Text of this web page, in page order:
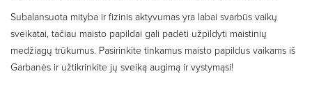
Subalansuota mityba ir fizinis aktyvumas yra labai svarbūs vaikų
sveikatai, tačiau maisto papildai gali padėti užpildyti maistinių
medžiagų trūkumus. Pasirinkite tinkamus maisto papildus vaikams iš
Garbanės ir užtikrinkite jų sveiką augimą ir vystymąsi!